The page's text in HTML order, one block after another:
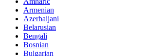
Armenian
Azerbaijani
Belarusian
Bengali
Bosnian
Bulgarian